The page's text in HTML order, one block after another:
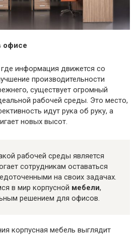
офисе
информация движется со
производительности
существует огромный
рабочей среды. Это место,
идут рука об руку, а
новых высот.
рабочей среды является
сотрудникам оставаться
на своих задачах.
в мир корпусной мебели,
решением для офисов.
корпусная мебель выглядит